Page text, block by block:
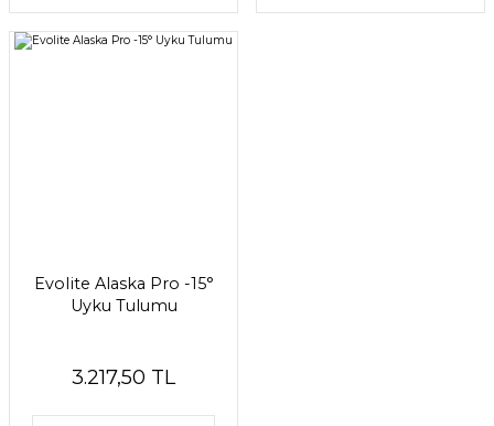
Evolite Alaska Pro -15°
Uyku Tulumu
3.217,50 TL